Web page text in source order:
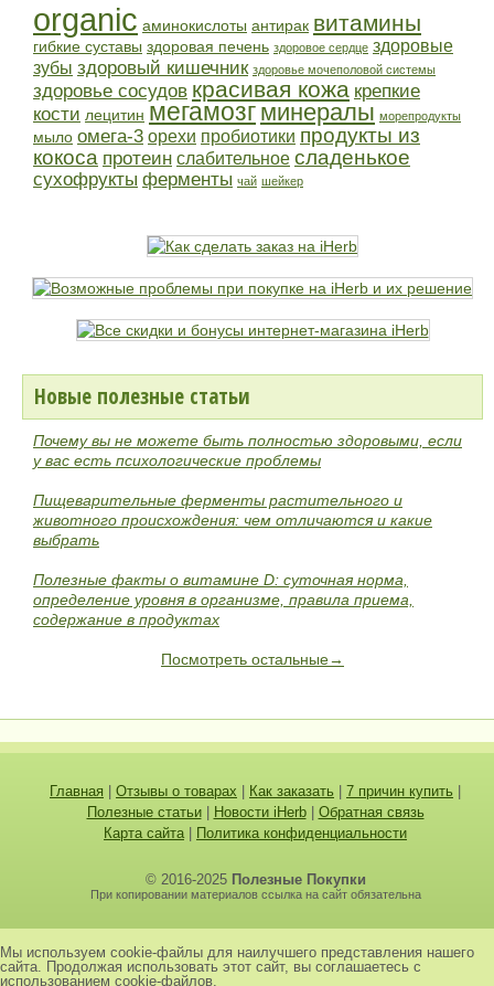
organic аминокислоты антирак витамины
гибкие суставы здоровая печень здоровое сердце здоровые
зубы здоровый кишечник здоровье мочеполовой системы
здоровье сосудов красивая кожа крепкие
кости лецитин мегамозг минералы морепродукты
мыло омега-3 орехи пробиотики продукты из
кокоса протеин слабительное сладенькое
сухофрукты ферменты чай шейкер
Новые полезные статьи
Почему вы не можете быть полностью здоровыми, если
у вас есть психологические проблемы
Пищеварительные ферменты растительного и
животного происхождения: чем отличаются и какие
выбрать
Полезные факты о витамине D: суточная норма,
определение уровня в организме, правила приема,
содержание в продуктах
Посмотреть остальные→
Главная Отзывы о товарах Как заказать 7 причин купить
Полезные статьи| Новости iHerb| Обратная связь
Карта сайта| Политика конфиденциальности
© 2016-2025 Полезные Покупки
При копировании материалов ссылка на сайт обязательна
Мы используем cookie-файлы для наилучшего представления нашего
сайта. Продолжая использовать этот сайт, вы соглашаетесь с
использованием cookie-файлов.